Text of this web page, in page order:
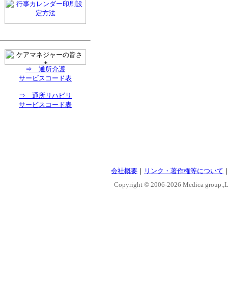
⇒ 通所介護
サービスコード表
⇒ 通所リハビリ
サービスコード表
会社概要 ｜ リンク・著作権等について
Copyright © 2006-2026 Medica